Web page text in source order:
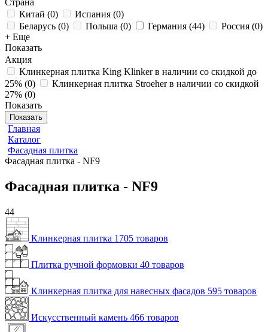
Страна
Китай (0) Испания (0)
Беларусь (0) Польша (0) Германия (44) Россия (0)
+ Еще
Показать
Акция
Клинкерная плитка King Klinker в наличии со скидкой до
25% (0)
Клинкерная плитка Stroeher в наличии со скидкой
27% (0)
Показать
Показать
Главная
Каталог
Фасадная плитка
Фасадная плитка - NF9
Фасадная плитка - NF9
44
Клинкерная плитка 1705 товаров
Плитка ручной формовки 40 товаров
Клинкерная плитка для навесных фасадов 595 товаров
Искусственный камень 466 товаров